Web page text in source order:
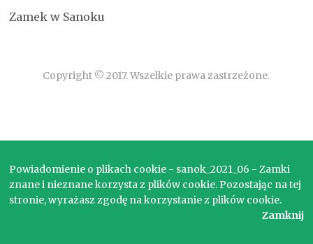
Zamek w Sanoku
Copyright © 2017. Wszelkie prawa zastrzeżone.
Powiadomienie o plikach cookie - sanok_2021_06 - Zamki
znane i nieznane korzysta z plików cookie. Pozostając na tej
stronie, wyrażasz zgodę na korzystanie z plików cookie.
Zamknij